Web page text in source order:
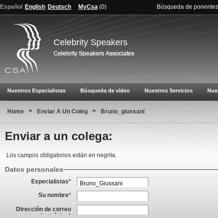
Español English Deutsch MyCsa (0) Búsqueda de ponentes
Celebrity Speakers
Nuestros Especialistas Búsqueda de vídeo Nuestros Servicios
Home > Enviar A Un Coleg > Bruno_giussani
Enviar a un colega:
Los campos obligatorios están en negrita.
Datos personales
Especialistas*
Su nombre*
Dirección de correo
electrónico *